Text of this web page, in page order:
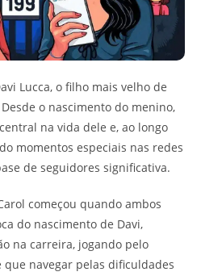
Lucca, o filho mais velho de
o nascimento do menino,
na vida dele e, ao longo
momentos especiais nas redes
de seguidores significativa.
começou quando ambos
do nascimento de Davi,
na carreira, jogando pelo
que navegar pelas dificuldades